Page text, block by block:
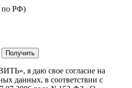
по РФ)
я даю свое согласие на
данных, в соответствии с